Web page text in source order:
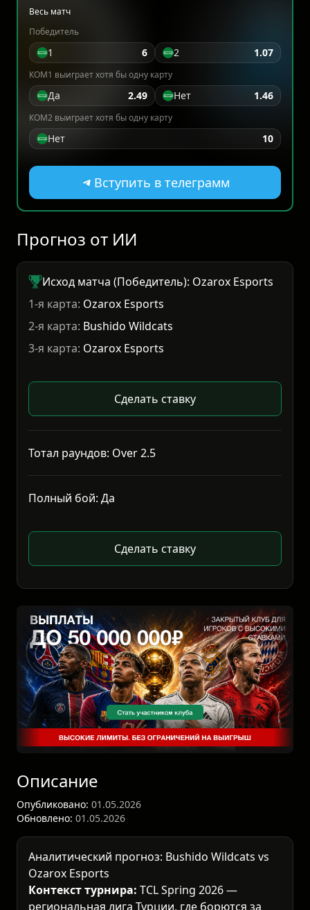
Весь матч
Победитель
1 6 2 1.07
КОМ1 выиграет хотя бы одну карту
Да 2.49 Нет 1.46
КОМ2 выиграет хотя бы одну карту
Нет 10
Вступить в телеграмм
Прогноз от ИИ
Исход матча (Победитель): Ozarox Esports
1-я карта: Ozarox Esports
2-я карта: Bushido Wildcats
3-я карта: Ozarox Esports
Сделать ставку
Тотал раундов: Over 2.5
Полный бой: Да
Сделать ставку
Описание
Опубликовано: 01.05.2026
Обновлено: 01.05.2026
Аналитический прогноз: Bushido Wildcats vs
Ozarox Esports
Контекст турнира: TCL Spring 2026 —
региональная лига Турции, где борются за